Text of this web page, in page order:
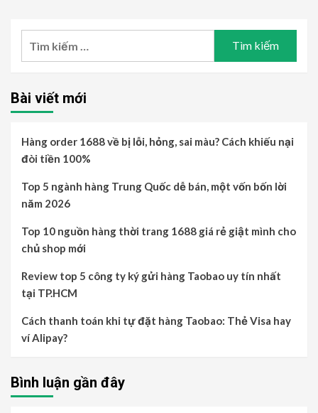
Bài viết mới
Hàng order 1688 về bị lỗi, hỏng, sai màu? Cách khiếu nại
đòi tiền 100%
Top 5 ngành hàng Trung Quốc dễ bán, một vốn bốn lời
năm 2026
Top 10 nguồn hàng thời trang 1688 giá rẻ giật mình cho
chủ shop mới
Review top 5 công ty ký gửi hàng Taobao uy tín nhất
tại TP.HCM
Cách thanh toán khi tự đặt hàng Taobao: Thẻ Visa hay
ví Alipay?
Bình luận gần đây